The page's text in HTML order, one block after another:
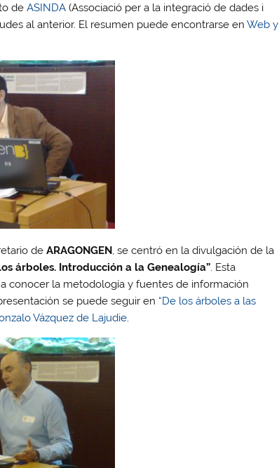
deASINDA (Associació per a la integració de dades i
al anterior. El resumen puede encontrarse enWeb y
deARAGONGEN, se centró en la divulgación de la
árboles. Introducción a la Genealogía”. Esta
conocer la metodología y fuentes de información
se puede seguir en “De los árboles a las
Vázquez de Lajudie.